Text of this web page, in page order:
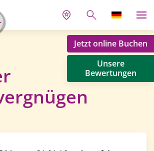
Jetzt online Buchen
Unsere
Bewertungen